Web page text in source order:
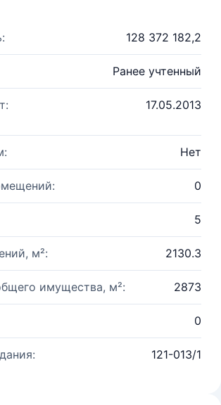
128 372 182,2
Ранее учтенный
17.05.2013
Нет
0
5
м²: 2130.3
имущества, м²: 2873
0
121-013/1